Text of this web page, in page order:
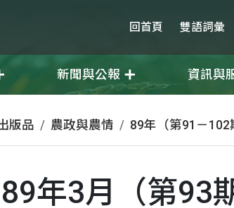
回首頁 雙語詞彙
新聞與公報 資訊與
版品 農政與農情 89年（第91－102
89年3月（第93